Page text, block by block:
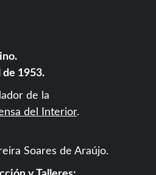
de 1953.
de la
del Interior.
Soares de Araújo.